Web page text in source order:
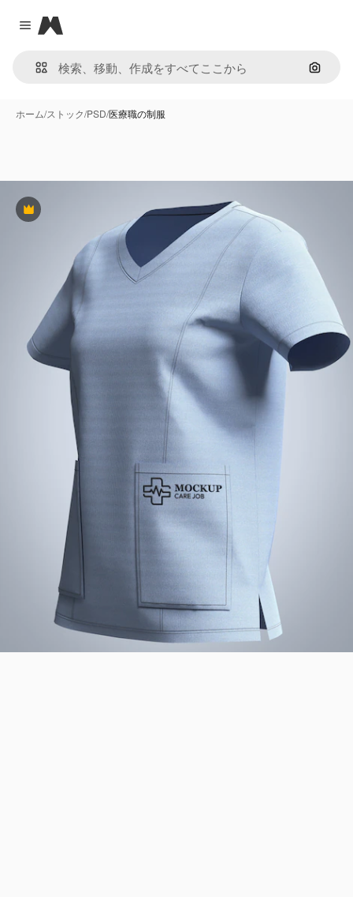
Close menu
Magnific
画像で
ホーム/ストック/PSD/医療職の制服
Premium